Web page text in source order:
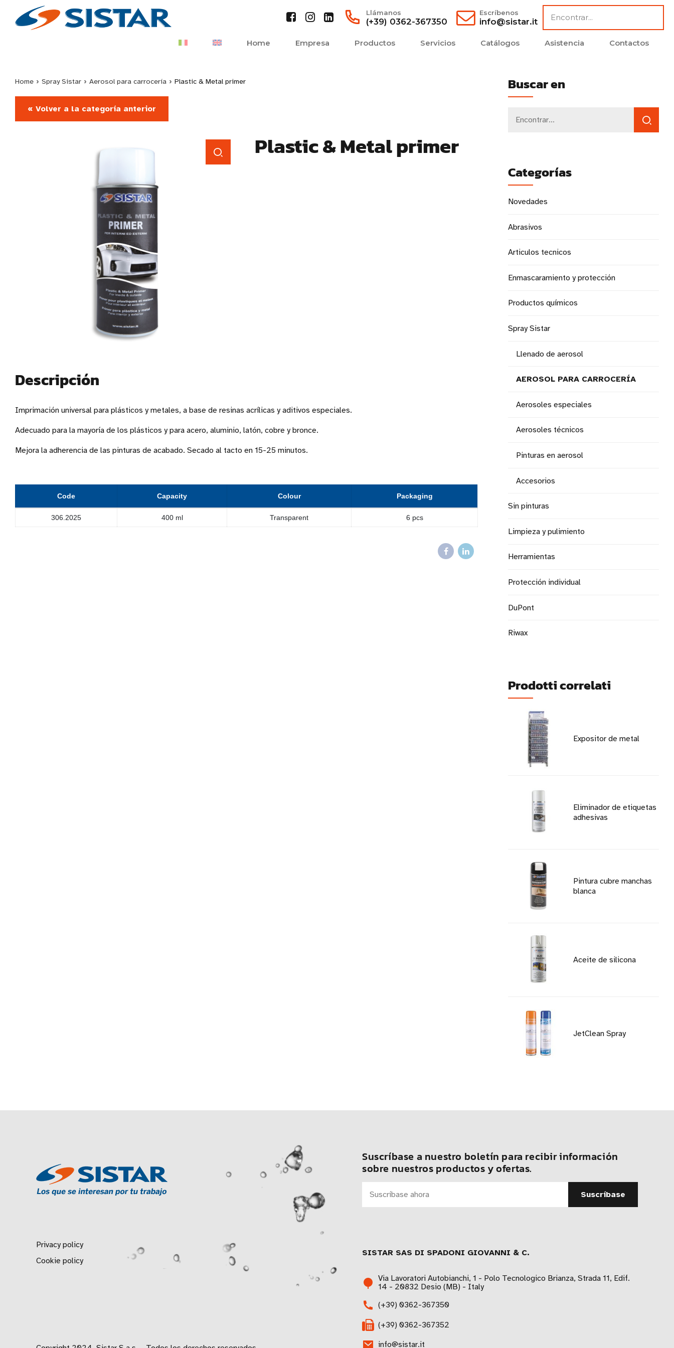
Llámanos
(+39) 0362-367350
Escríbenos
info@sistar.it
Home Empresa Productos Servicios Catálogos Asistencia Contactos
Home › Spray Sistar › Aerosol para carrocería › Plastic & Metal primer
« Volver a la categoría anterior
Plastic & Metal primer
Descripción
Imprimación universal para plásticos y metales, a base de resinas acrílicas y aditivos especiales.
Adecuado para la mayoría de los plásticos y para acero, aluminio, latón, cobre y bronce.
Mejora la adherencia de las pinturas de acabado. Secado al tacto en 15-25 minutos.
Code Capacity Colour Packaging
306.2025 400 ml Transparent 6 pcs
Buscar en
Categorías
Novedades
Abrasivos
Articulos tecnicos
Enmascaramiento y protección
Productos químicos
Spray Sistar
Llenado de aerosol
AEROSOL PARA CARROCERÍA
Aerosoles especiales
Aerosoles técnicos
Pinturas en aerosol
Accesorios
Sin pinturas
Limpieza y pulimiento
Herramientas
Protección individual
DuPont
Riwax
Prodotti correlati
Expositor de metal
Eliminador de etiquetas
adhesivas
Pintura cubre manchas
blanca
Aceite de silicona
JetClean Spray
Suscríbase a nuestro boletín para recibir información
sobre nuestros productos y ofertas.
Privacy policy
Cookie policy
SISTAR SAS DI SPADONI GIOVANNI & C.
Via Lavoratori Autobianchi, 1 - Polo Tecnologico Brianza, Strada 11, Edif.
14 - 20832 Desio (MB) - Italy
(+39) 0362-367350
(+39) 0362-367352
info@sistar.it